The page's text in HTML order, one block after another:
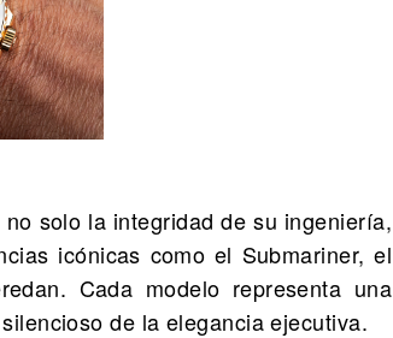
solo la integridad de su ingeniería,
icónicas como el Submariner, el
Cada modelo representa una
de la elegancia ejecutiva.